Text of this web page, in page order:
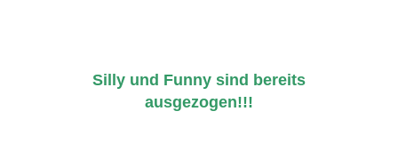
Silly und Funny sind bereits
ausgezogen!!!